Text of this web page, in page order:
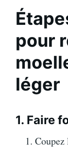
pour
léger
1. Faire